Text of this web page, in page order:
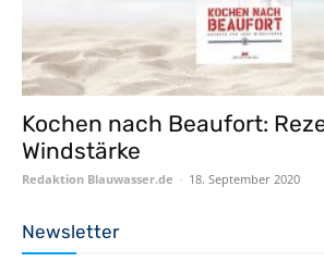
Kochen nach Beaufort:
Windstärke
Redaktion Blauwasser.de - 18. September 2020
Newsletter